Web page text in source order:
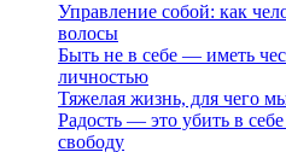
Управление собой: как
волосы
Быть не в себе — иметь
личностью
Тяжелая жизнь, для чего
Радость — это убить в
свободу